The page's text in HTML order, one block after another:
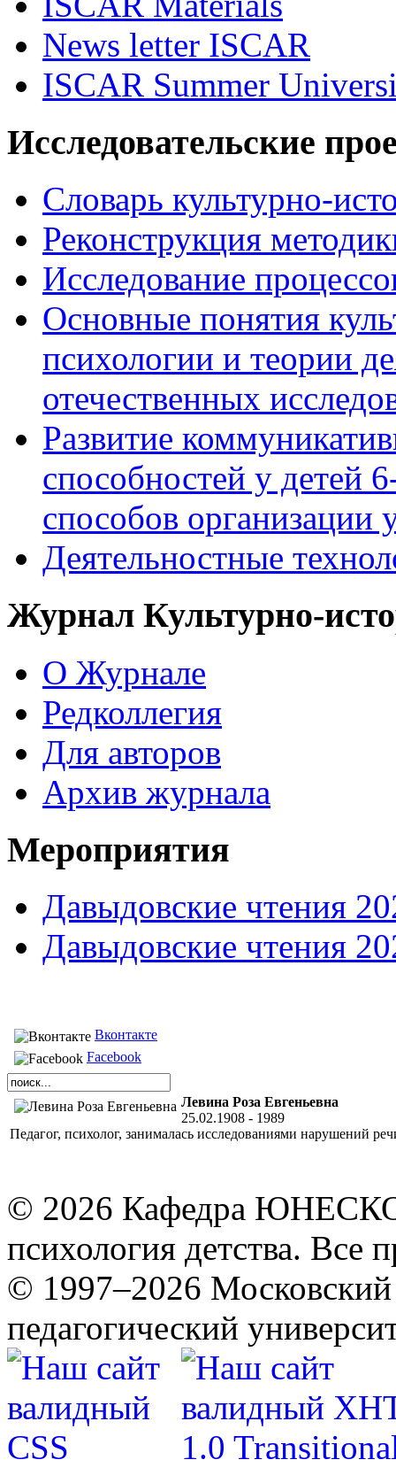
News letter ISCAR
ISCAR Summer
Исследовательские
Словарь культурно-
Реконструкция
Исследование
Основные понятия
психологии и теории
отечественных
Развитие
способностей у детей
способов организации
Деятельностные
Журнал Культурно-
О Журнале
Редколлегия
Для авторов
Архив журнала
Мероприятия
Давыдовские чтения
Давыдовские чтения
Вконтакте
Facebook
Левина Роза Евгеньевна
25.02.1908 - 1989
Педагог, психолог, занималась исследованиями нарушений
© 2026 Кафедра ЮНЕСКО
психология детства. Все
© 1997–2026 Московский
педагогический